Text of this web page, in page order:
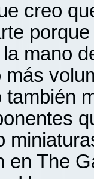
creo
mano
más
también
en The